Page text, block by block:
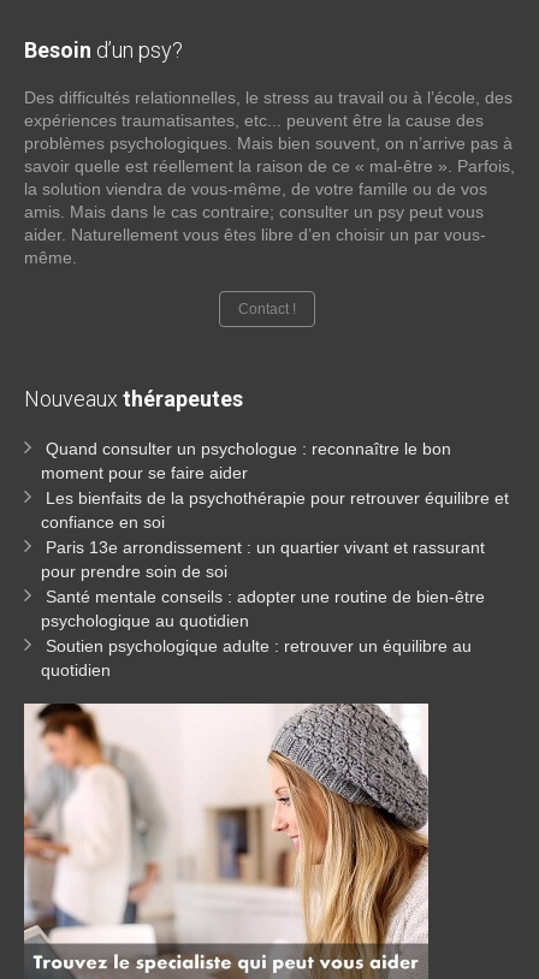
Besoin d’un psy?
Des difficultés relationnelles, le stress au travail ou à l’école, des
expériences traumatisantes, etc... peuvent être la cause des
problèmes psychologiques. Mais bien souvent, on n’arrive pas à
savoir quelle est réellement la raison de ce « mal-être ». Parfois,
la solution viendra de vous-même, de votre famille ou de vos
amis. Mais dans le cas contraire; consulter un psy peut vous
aider. Naturellement vous êtes libre d’en choisir un par vous-
même.
Contact !
Nouveaux thérapeutes
Quand consulter un psychologue : reconnaître le bon
moment pour se faire aider
Les bienfaits de la psychothérapie pour retrouver équilibre et
confiance en soi
Paris 13e arrondissement : un quartier vivant et rassurant
pour prendre soin de soi
Santé mentale conseils : adopter une routine de bien-être
psychologique au quotidien
Soutien psychologique adulte : retrouver un équilibre au
quotidien